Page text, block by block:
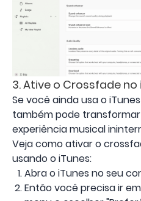
3. Ative o Crossfade no
Se você ainda usa o
também pode
experiência musical
Veja como ativar o
usando o iTunes:
Abra o iTunes no seu
Então você precisa ir